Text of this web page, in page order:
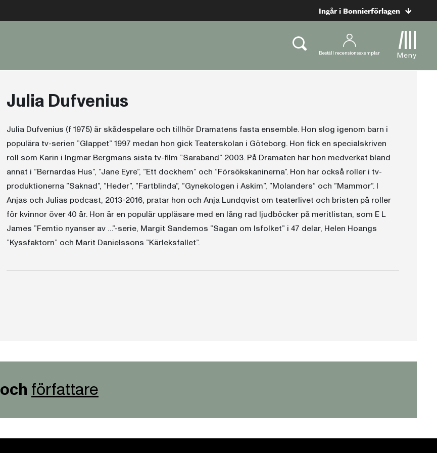
Ingår i Bonnierförlagen
Beställ recensionsexemplar Meny
Julia Dufvenius
Julia Dufvenius (f 1975) är skådespelare och tillhör Dramatens fasta ensemble. Hon slog igenom barn i
populära tv-serien ”Glappet” 1997 medan hon gick Teaterskolan i Göteborg. Hon fick en specialskriven
roll som Karin i Ingmar Bergmans sista tv-film ”Saraband” 2003. På Dramaten har hon medverkat bland
annat i ”Bernardas Hus”, ”Jane Eyre”, ”Ett dockhem” och ”Försökskaninerna”. Hon har också roller i tv-
produktionerna ”Saknad”, ”Heder”, ”Fartblinda”, ”Gynekologen i Askim”, ”Molanders” och ”Mammor”. I
Anjas och Julias podcast, 2013-2016, pratar hon och Anja Lundqvist om teaterlivet och bristen på roller
för kvinnor över 40 år. Hon är en populär uppläsare med en lång rad ljudböcker på meritlistan, som E L
James ”Femtio nyanser av …”-serie, Margit Sandemos ”Sagan om Isfolket” i 47 delar, Helen Hoangs
”Kyssfaktorn” och Marit Danielssons ”Kärleksfallet”.
och författare